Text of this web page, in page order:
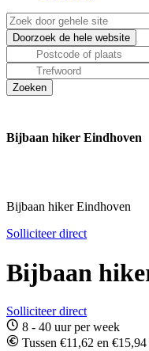
Bijbaan hiker Eindhoven
Bijbaan hiker Eindhoven
Solliciteer direct
Bijbaan
Solliciteer direct
8 - 40 uur per week
Tussen €11,62 en